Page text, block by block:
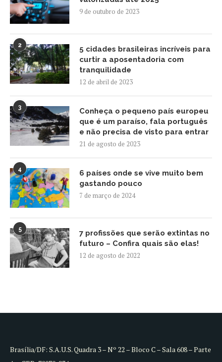
9 de outubro de 2023
2
5 cidades brasileiras incríveis para
curtir a aposentadoria com
tranquilidade
12 de abril de 2023
3
Conheça o pequeno país europeu
que é um paraíso, fala português
e não precisa de visto para entrar
21 de agosto de 2023
4
6 países onde se vive muito bem
gastando pouco
7 de março de 2024
5
7 profissões que serão extintas no
futuro – Confira quais são elas!
12 de agosto de 2022
Brasília/DF: S.A.U.S. Quadra 3 – Nº 22 – Bloco C – Sala 608 – Parte